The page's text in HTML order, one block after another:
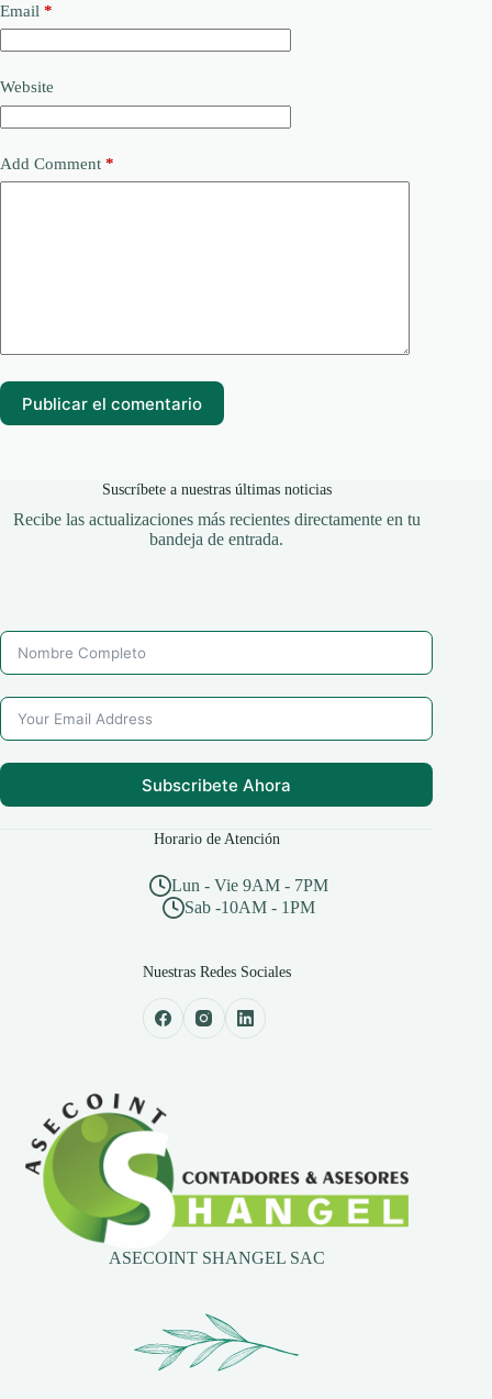
Email *
Website
Add Comment *
Publicar el comentario
Suscríbete a nuestras últimas noticias
Recibe las actualizaciones más recientes directamente en tu
bandeja de entrada.
Subscribete Ahora
Horario de Atención
Lun - Vie 9AM - 7PM
Sab -10AM - 1PM
Nuestras Redes Sociales
ASECOINT SHANGEL SAC